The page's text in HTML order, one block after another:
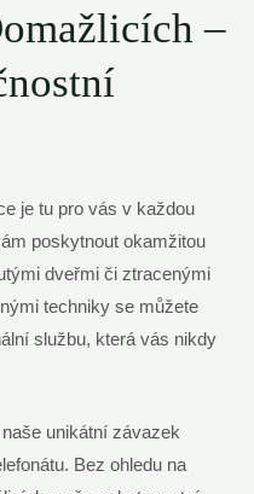
–
je tu pro vás v každou
poskytnout okamžitou
dveřmi či ztracenými
techniky se můžete
službu, která vás nikdy
unikátní závazek
Bez ohledu na